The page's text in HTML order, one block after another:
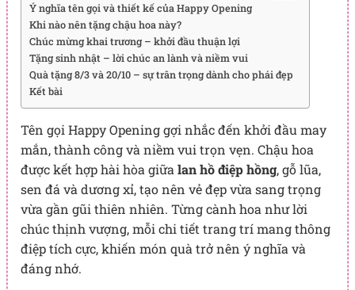
Ý nghĩa tên gọi và thiết kế của Happy Opening
Khi nào nên tặng chậu hoa này?
Chúc mừng khai trương – khởi đầu thuận lợi
Tặng sinh nhật – lời chúc an lành và niềm vui
Quà tặng 8/3 và 20/10 – sự trân trọng dành cho phái đẹp
Kết bài
Tên gọi Happy Opening gợi nhắc đến khởi đầu may
mắn, thành công và niềm vui trọn vẹn. Chậu hoa
được kết hợp hài hòa giữa lan hồ điệp hồng, gỗ lũa,
sen đá và dương xỉ, tạo nên vẻ đẹp vừa sang trọng
vừa gần gũi thiên nhiên. Từng cành hoa như lời
chúc thịnh vượng, mỗi chi tiết trang trí mang thông
điệp tích cực, khiến món quà trở nên ý nghĩa và
đáng nhớ.